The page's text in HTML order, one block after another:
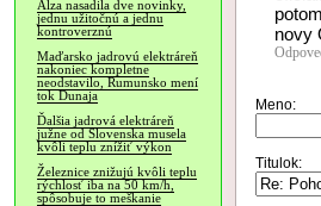
Alza nasadila dve novinky,
jednu užitočnú a jednu
kontroverznú
Maďarsko jadrovú elektráreň
nakoniec kompletne
neodstavilo, Rumunsko mení
tok Dunaja
Ďalšia jadrová elektráreň
južne od Slovenska musela
kvôli teplu znížiť výkon
Železnice znižujú kvôli teplu
rýchlosť iba na 50 km/h,
spôsobuje to meškanie
novy
Meno:
Titulok: